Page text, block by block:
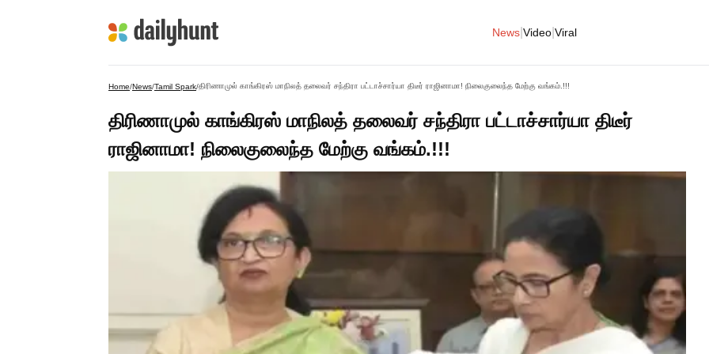
News Video Viral
Home/News/Tamil Spark/திரிணாமுல் காங்கிரஸ் மாநிலத் தலைவர் சந்திரா பட்டாச்சார்யா திடீர் ராஜினாமா! நிலைகுலைந்த மேற்கு வங்கம்.!!!
திரிணாமுல் காங்கிரஸ் மாநிலத் தலைவர் சந்திரா பட்டாச்சார்யா திடீர்
ராஜினாமா! நிலைகுலைந்த மேற்கு வங்கம்.!!!